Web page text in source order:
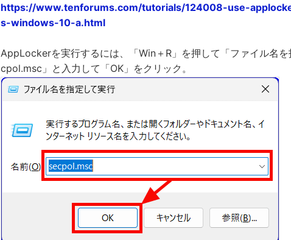
https://www.tenforums.com/tutorials/124008-use-
s-windows-10-a.html
AppLockerを実行するには、「Win＋R」を押して「ファイル名
cpol.msc」と入力して「OK」をクリック。